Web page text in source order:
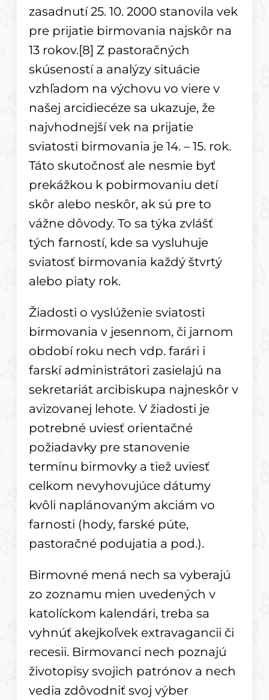
zasadnutí 25. 10. 2000 stanovila vek
pre prijatie birmovania najskôr na
13 rokov.[8] Z pastoračných
skúseností a analýzy situácie
vzhľadom na výchovu vo viere v
našej arcidiecéze sa ukazuje, že
najvhodnejší vek na prijatie
sviatosti birmovania je 14. – 15. rok.
Táto skutočnosť ale nesmie byť
prekážkou k pobirmovaniu detí
skôr alebo neskôr, ak sú pre to
vážne dôvody. To sa týka zvlášť
tých farností, kde sa vysluhuje
sviatosť birmovania každý štvrtý
alebo piaty rok.
Žiadosti o vyslúženie sviatosti
birmovania v jesennom, či jarnom
období roku nech vdp. farári i
farskí administrátori zasielajú na
sekretariát arcibiskupa najneskôr v
avizovanej lehote­. V žiadosti je
potrebné uviesť orientačné
požiadavky pre stanovenie
termínu birmovky a tiež uviesť
celkom nevyhovujúce dátumy
kvôli naplánovaným akciám vo
farnosti (hody, farské púte,
pastoračné podujatia a pod.).
Birmovné mená nech sa vyberajú
zo zoznamu mien uvedených v
katolíckom kalendári, treba sa
vyhnúť akejkoľvek extravagancii či
recesii. Birmovanci nech poznajú
životopisy svojich patrónov a nech
vedia zdôvodniť svoj výber